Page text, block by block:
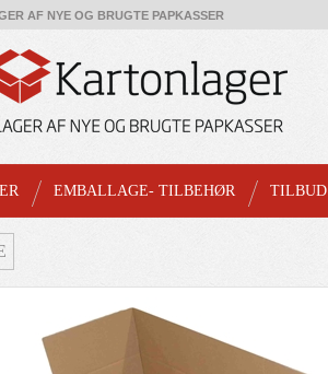
AF NYE OG BRUGTE PAPKASSER
EMBALLAGE- TILBEHØR TILBUD